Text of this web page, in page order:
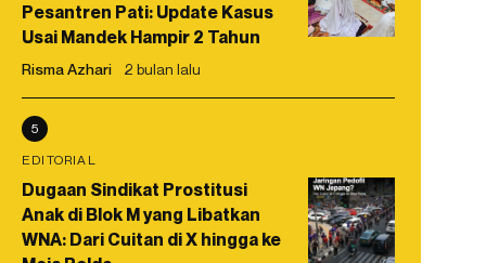
Pesantren Pati: Update Kasus
Usai Mandek Hampir 2 Tahun
Risma Azhari 2 bulan lalu
5
EDITORIAL
Dugaan Sindikat Prostitusi
Anak di Blok M yang Libatkan
WNA: Dari Cuitan di X hingga ke